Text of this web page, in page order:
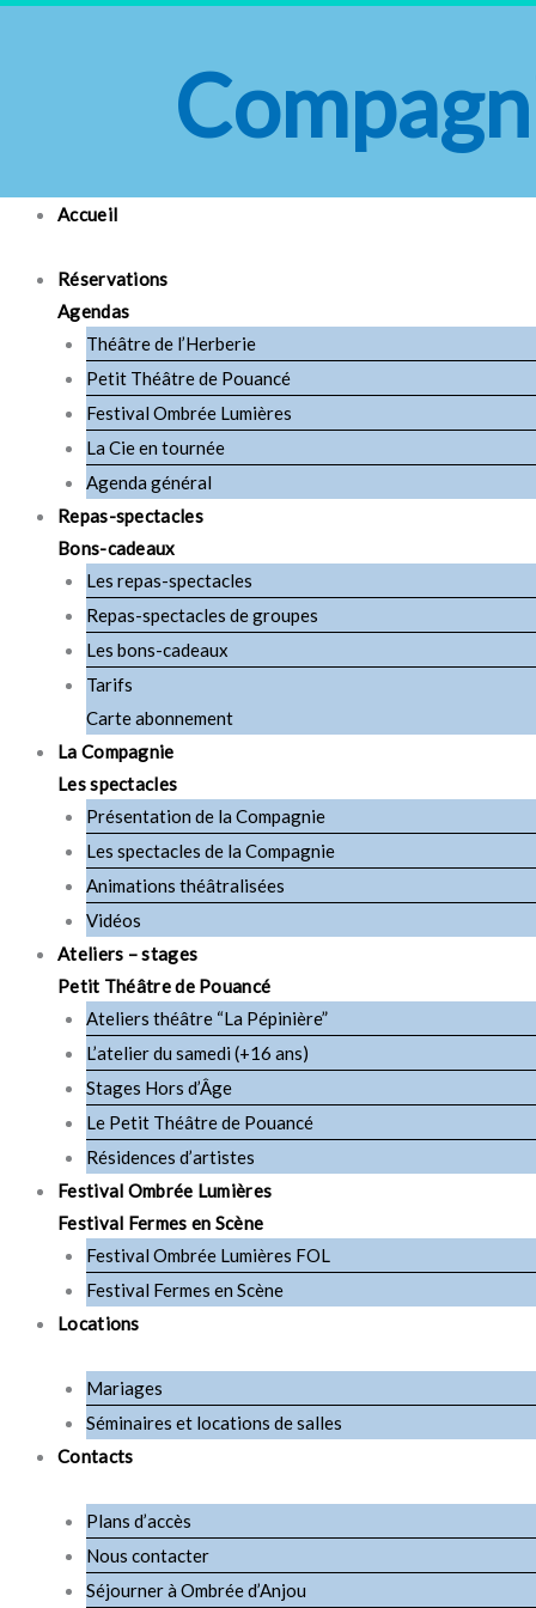
Accueil
Réservations
Agendas
Théâtre de l’Herberie
Petit Théâtre de Pouancé
Festival Ombrée Lumières
La Cie en tournée
Agenda général
Repas-spectacles
Bons-cadeaux
Les repas-spectacles
Repas-spectacles de groupes
Les bons-cadeaux
Tarifs
Carte abonnement
La Compagnie
Les spectacles
Présentation de la Compagnie
Les spectacles de la Compagnie
Animations théâtralisées
Vidéos
Ateliers – stages
Petit Théâtre de Pouancé
Ateliers théâtre “La Pépinière”
L’atelier du samedi (+16 ans)
Stages Hors d’Âge
Le Petit Théâtre de Pouancé
Résidences d’artistes
Festival Ombrée Lumières
Festival Fermes en Scène
Festival Ombrée Lumières FOL
Festival Fermes en Scène
Locations
Mariages
Séminaires et locations de salles
Contacts
Plans d’accès
Nous contacter
Séjourner à Ombrée d’Anjou